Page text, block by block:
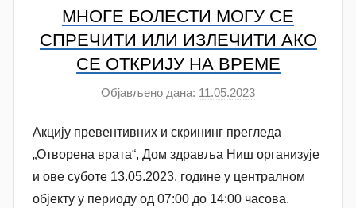
МНОГЕ БОЛЕСТИ МОГУ СЕ
СПРЕЧИТИ ИЛИ ИЗЛЕЧИТИ АКО
СЕ ОТКРИЈУ НА ВРЕМЕ
Објављено дана: 11.05.2023
т
о
р
N
Aкцију превентивних и скрининг прегледа
„Отворена врата“, Дом здравља Ниш организује
и ове суботе 13.05.2023. године у централном
објекту у периоду од 07:00 до 14:00 часова.